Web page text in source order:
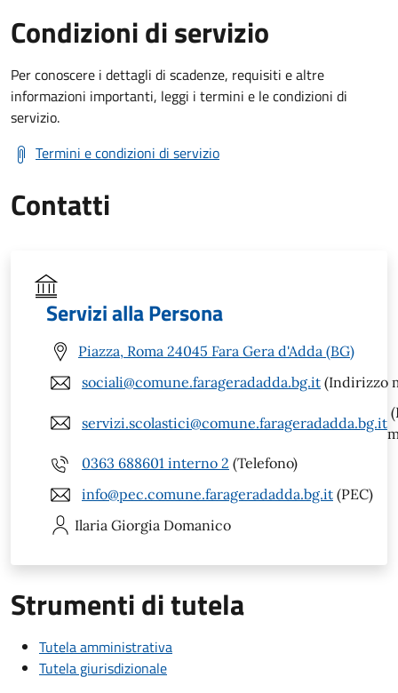
Condizioni di servizio
Per conoscere i dettagli di scadenze, requisiti e altre
informazioni importanti, leggi i termini e le condizioni di
servizio.
Termini e condizioni di servizio
Contatti
Servizi alla Persona
Piazza, Roma 24045 Fara Gera d'Adda (BG)
sociali@comune.farageradadda.bg.it (Indirizzo
servizi.scolastici@comune.farageradadda.bg.it
0363 688601 interno 2 (Telefono)
info@pec.comune.farageradadda.bg.it (PEC)
Ilaria Giorgia Domanico
Strumenti di tutela
Tutela amministrativa
Tutela giurisdizionale